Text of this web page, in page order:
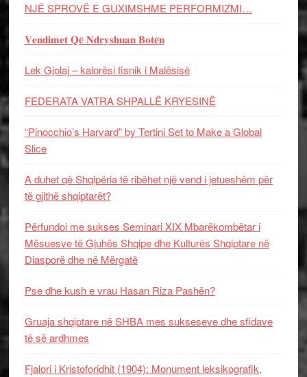
NJË SPROVË E GUXIMSHME PERFORMIZMI…
𝐕𝐞𝐧𝐝𝐢𝐦𝐞𝐭 𝐐𝐞̈ 𝐍𝐝𝐫𝐲𝐬𝐡𝐮𝐚𝐧 𝐁𝐨𝐭𝐞̈𝐧
Lek Gjolaj – kalorësi fisnik i Malësisë
FEDERATA VATRA SHPALLË KRYESINË
“Pinocchio’s Harvard” by Tertini Set to Make a Global
Slice
A duhet që Shqipëria të ribëhet një vend i jetueshëm për
të gjithë shqiptarët?
Përfundoi me sukses Seminari XIX Mbarëkombëtar i
Mësuesve të Gjuhës Shqipe dhe Kulturës Shqiptare në
Diasporë dhe në Mërgatë
Pse dhe kush e vrau Hasan Riza Pashën?
Gruaja shqiptare në SHBA mes sukseseve dhe sfidave
të së ardhmes
Fjalori i Kristoforidhit (1904): Monument leksikografik,